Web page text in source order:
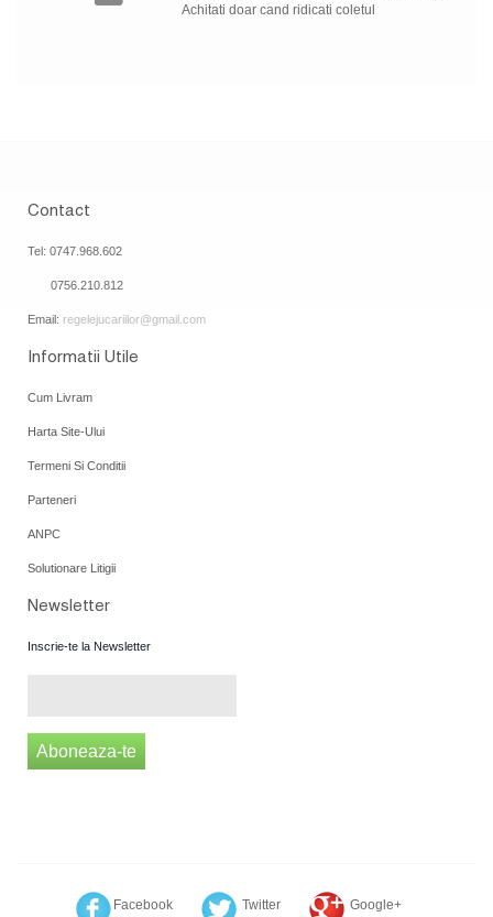
Achitati doar cand ridicati coletul
Contact
Tel: 0747.968.602
0756.210.812
Email: regelejucariilor@gmail.com
Informatii Utile
Cum Livram
Harta Site-Ului
Termeni Si Conditii
Parteneri
ANPC
Solutionare Litigii
Newsletter
Inscrie-te la Newsletter
Aboneaza-te
Facebook Twitter Google+